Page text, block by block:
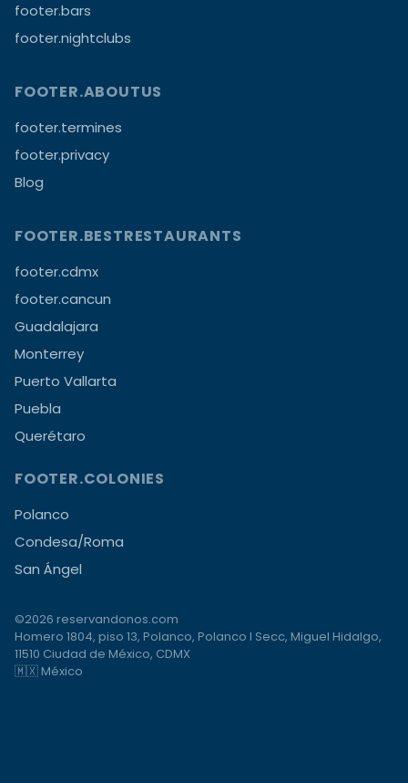
footer.bars
footer.nightclubs
FOOTER.ABOUTUS
footer.termines
footer.privacy
Blog
FOOTER.BESTRESTAURANTS
footer.cdmx
footer.cancun
Guadalajara
Monterrey
Puerto Vallarta
Puebla
Querétaro
FOOTER.COLONIES
Polanco
Condesa/Roma
San Ángel
©2026 reservandonos.com
Homero 1804, piso 13, Polanco, Polanco I Secc, Miguel Hidalgo,
11510 Ciudad de México, CDMX
🇲🇽 México